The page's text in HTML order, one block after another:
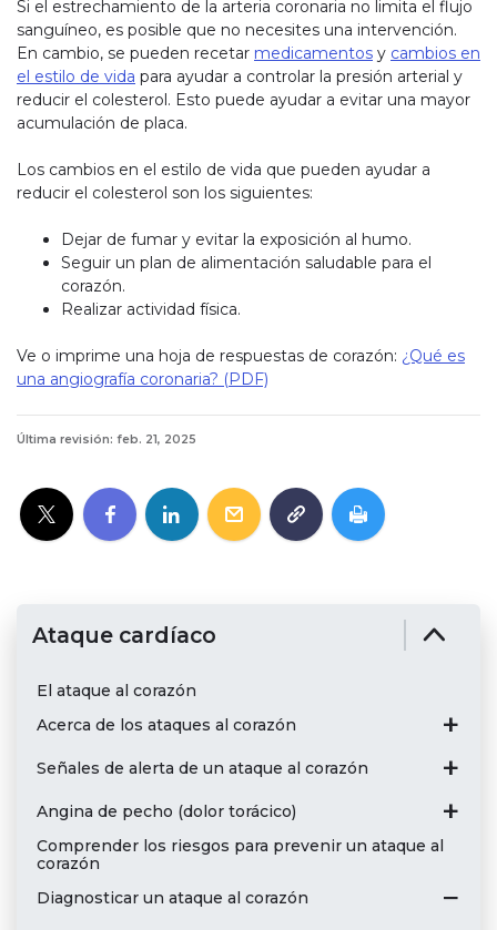
Si el estrechamiento de la arteria coronaria no limita el flujo
sanguíneo, es posible que no necesites una intervención.
En cambio, se pueden recetar medicamentos y cambios en
el estilo de vida para ayudar a controlar la presión arterial y
reducir el colesterol. Esto puede ayudar a evitar una mayor
acumulación de placa.
Los cambios en el estilo de vida que pueden ayudar a
reducir el colesterol son los siguientes:
Dejar de fumar y evitar la exposición al humo.
Seguir un plan de alimentación saludable para el
corazón.
Realizar actividad física.
Ve o imprime una hoja de respuestas de corazón: ¿Qué es
una angiografía coronaria? (PDF)
Última revisión: feb. 21, 2025
Ataque cardíaco
El ataque al corazón
Acerca de los ataques al corazón
Señales de alerta de un ataque al corazón
Angina de pecho (dolor torácico)
Comprender los riesgos para prevenir un ataque al
corazón
Diagnosticar un ataque al corazón